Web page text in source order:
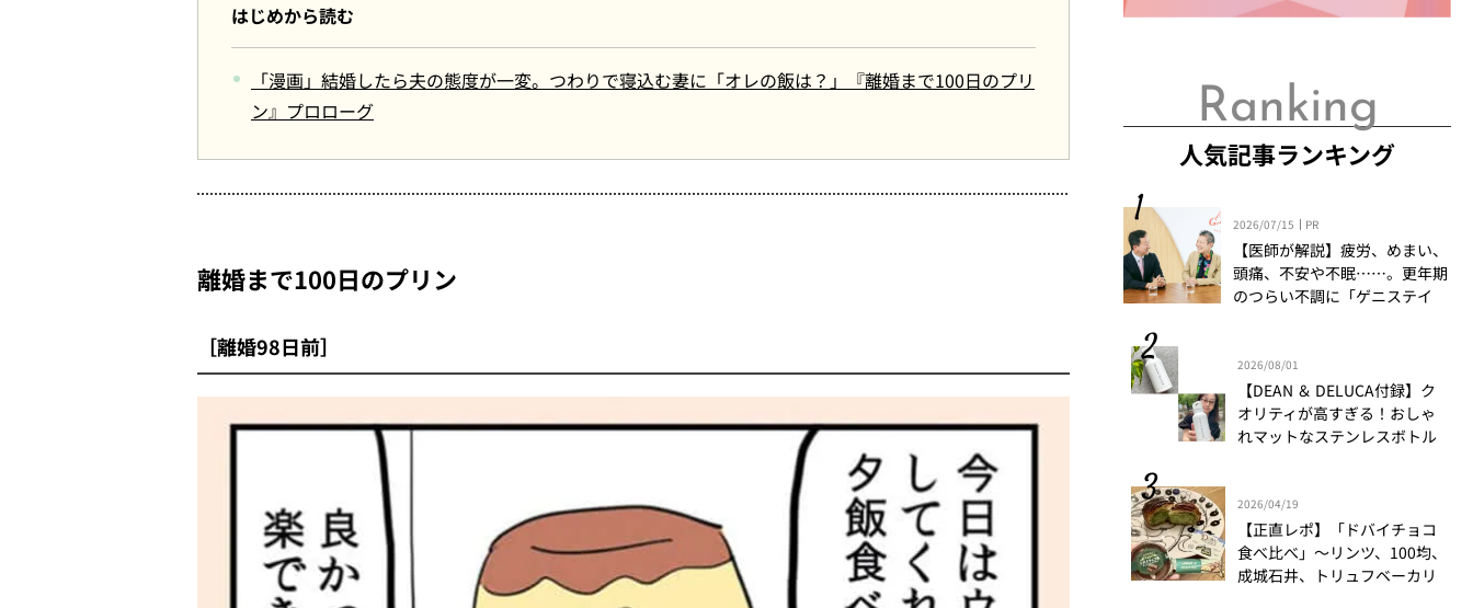
はじめから読む
「漫画」結婚したら夫の態度が一変。つわりで寝込む妻に「オレの飯は？」『離婚まで100日のプリ
ン』プロローグ
離婚まで100日のプリン
［離婚98日前］
Ranking
人気記事ランキング
2026/07/15 PR
【医師が解説】疲労、めまい、
頭痛、不安や不眠……。更年期
のつらい不調に「ゲニステイ
2026/08/01
【DEAN ＆ DELUCA付録】ク
オリティが高すぎる！おしゃ
れマットなステンレスボトル
2026/04/19
【正直レポ】「ドバイチョコ
食べ比べ」～リンツ、100均、
成城石井、トリュフベーカリ